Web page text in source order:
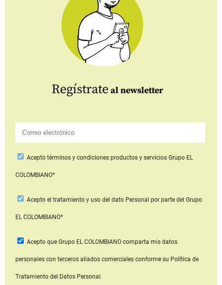
Regístrate al newsletter
Aceptotérminos y condiciones productos y serviciosGrupo EL
COLOMBIANO*
Acepto el tratamiento y uso del dato Personal por parte del Grupo
EL COLOMBIANO*
Acepto que Grupo EL COLOMBIANOcomparta mis datos
personales con terceros aliados comerciales conforme su Política de
Tratamiento del Datos Personal.